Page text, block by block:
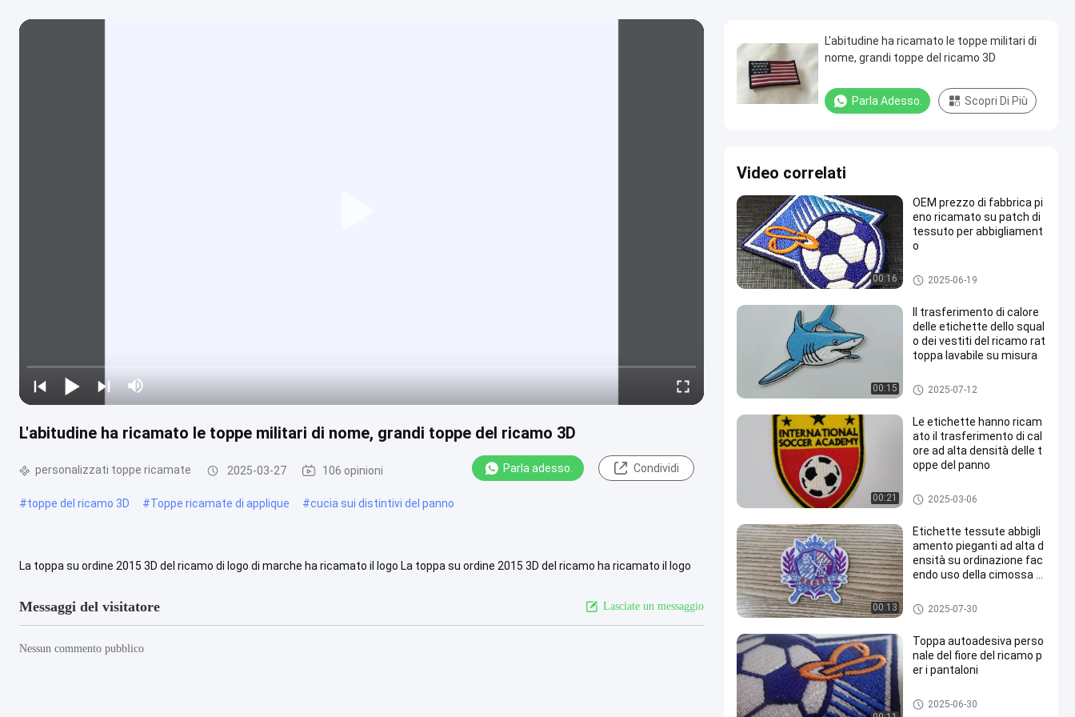
L'abitudine ha ricamato le toppe militari di nome, grandi toppe del ricamo 3D
personalizzati toppe ricamate 2025-03-27 106 opinioni Parla adesso. Condividi
#toppe del ricamo 3D #Toppe ricamate di applique #cucia sui distintivi del panno
La toppa su ordine 2015 3D del ricamo di logo di marche ha ricamato il logo La toppa su ordine 2015 3D del ricamo ha ricamato il logo
Messaggi del visitatore Lasciate un messaggio
Nessun commento pubblico
L'abitudine ha ricamato le toppe militari di
nome, grandi toppe del ricamo 3D
Parla Adesso. Scopri Di Più
Video correlati
00:16
OEM prezzo di fabbrica pi
eno ricamato su patch di
tessuto per abbigliament
o
personalizzati toppe ricamate
2025-06-19
00:15
Il trasferimento di calore
delle etichette dello squal
o dei vestiti del ricamo rat
toppa lavabile su misura
personalizzati toppe ricamate
2025-07-12
00:21
Le etichette hanno ricam
ato il trasferimento di cal
ore ad alta densità delle t
oppe del panno
personalizzati toppe ricamate
2025-03-06
00:13
Etichette tessute abbigli
amento pieganti ad alta d
ensità su ordinazione fac
endo uso della cimossa T
personalizzati toppe ricamate
2025-07-30
Toppa autoadesiva perso
nale del fiore del ricamo p
er i pantaloni
personalizzati toppe ricamate
2025-06-30